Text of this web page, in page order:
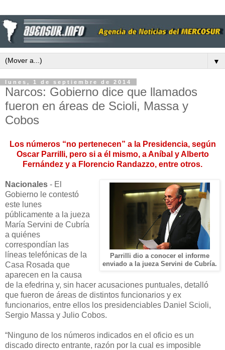
▼
lunes, 1 de septiembre de 2014
Narcos: Gobierno dice que llamados
fueron en áreas de Scioli, Massa y
Cobos
Los números “no pertenecen” a la Presidencia, según
Oscar Parrilli, pero si a él mismo, a Aníbal y Alberto
Fernández y a Florencio Randazzo, entre otros.
Parrilli dio a conocer el informe
enviado a la jueza Servini de Cubría.
Nacionales - El
Gobierno le contestó
este lunes
públicamente a la jueza
María Servini de Cubría
a quiénes
correspondían las
líneas telefónicas de la
Casa Rosada que
aparecen en la causa
de la efedrina y, sin hacer acusaciones puntuales, detalló
que fueron de áreas de distintos funcionarios y ex
funcionarios, entre ellos los presidenciables Daniel Scioli,
Sergio Massa y Julio Cobos.
“Ninguno de los números indicados en el oficio es un
discado directo entrante, razón por la cual es imposible